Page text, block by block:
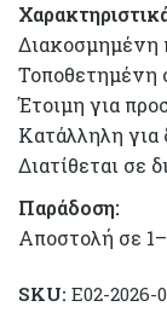
Διακοσμημένη
Τοποθετημένη
Έτοιμη για
Κατάλληλη για
Διατίθεται σε
Παράδοση:
Αποστολή σε
SKU: E02-2026-